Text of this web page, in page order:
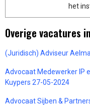
het
Overige vacatures
(Juridisch) Adviseur
Advocaat Medewerker IP
Kuypers 27-05-2024
Advocaat Sijben &